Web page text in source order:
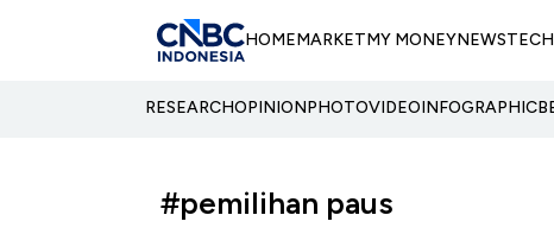
HOMEMARKETMY MONEYNEWSTECH
RESEARCHOPINIONPHOTOVIDEOINFOGRAPHIC
#pemilihan paus